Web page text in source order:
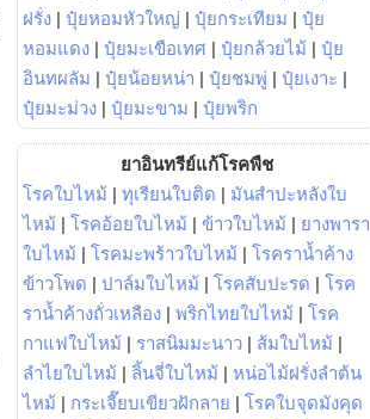
ฝรั่ง | ปุ๋ยหอมหัวใหญ่ | ปุ๋ยกระเทียม | ปุ๋ย
หอมแดง | ปุ๋ยมะเขือเทศ | ปุ๋ยกล้วยไม้ | ปุ๋ย
อินทผลัม | ปุ๋ยน้อยหน่า | ปุ๋ยชมพู่ | ปุ๋ยเงาะ |
ปุ๋ยมะม่วง | ปุ๋ยมะขาม | ปุ๋ยพริก
ยาอินทรีย์แก้โรคพืช
โรคใบไหม้ | ทุเรียนใบติด | มันสำปะหลังใบ
ไหม้ | โรคอ้อยใบไหม้ | ข้าวใบไหม้ | ยางพารา
ใบไหม้ | โรคมะพร้าวใบไหม้ | โรคราน้ำค้าง
ข้าวโพด | ปาล์มใบไหม้ | โรคสับปะรด | โรค
ราน้ำค้างถั่วเหลือง | พริกไทยใบไหม้ | โรค
กาแฟใบไหม้ | ราสนิมมะนาว | ส้มใบไหม้ |
ลำไยใบไหม้ | ลิ้นจี่ใบไหม้ | หน่อไม้ฝรั่งลำต้น
ไหม้ | กระเจี๊ยบเขียวฝักลาย | โรคใบจุดมังคุด